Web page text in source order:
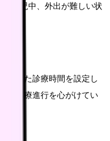
児育児中、外出が難しい状
避けた診療時間を設定し
な診療進行を心がけてい